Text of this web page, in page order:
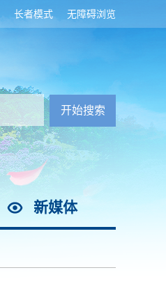
无障碍浏览
长者模式
新媒体